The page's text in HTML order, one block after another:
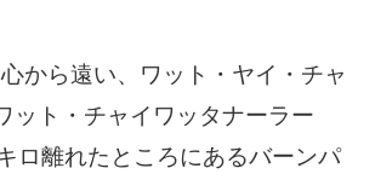
から遠い、ワット・ヤイ・チャ
ット・チャイワッタナーラー
ロ離れたところにあるバーンパ